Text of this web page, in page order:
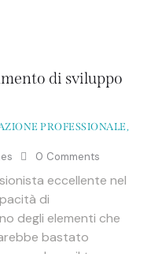
di sviluppo
PROFESSIONALE ,
0 Comments
eccellente nel
di
degli elementi che
bastato